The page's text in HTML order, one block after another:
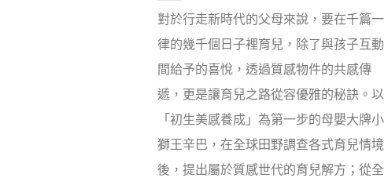
對於行走新時代的父母來說，要在千篇一
律的幾千個日子裡育兒，除了與孩子互動
間給予的喜悅，透過質感物件的共感傳
遞，更是讓育兒之路從容優雅的秘訣。以
「初生美感養成」為第一步的母嬰大牌小
獅王辛巴，在全球田野調查各式育兒情境
後，提出屬於質感世代的育兒解方；從全